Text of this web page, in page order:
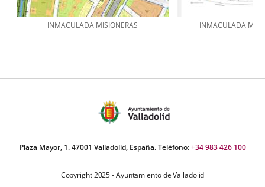
INMACULADA MISIONERAS INMACULADA
Plaza Mayor, 1. 47001 Valladolid, España. Teléfono:+34 983 426 100
Copyright 2025 - Ayuntamiento de Valladolid